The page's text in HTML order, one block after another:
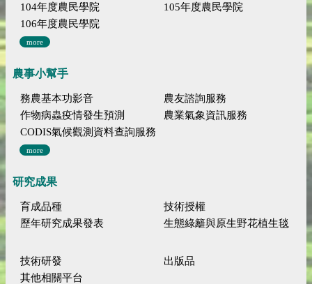
104年度農民學院
105年度農民學院
106年度農民學院
more
農事小幫手
務農基本功影音
農友諮詢服務
作物病蟲疫情發生預測
農業氣象資訊服務
CODIS氣候觀測資料查詢服務
more
研究成果
育成品種
技術授權
歷年研究成果發表
生態綠籬與原生野花植生毯
技術研發
出版品
其他相關平台